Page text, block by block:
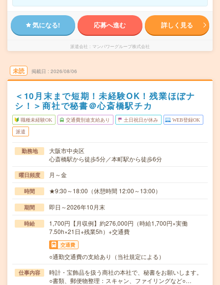
気になる! 応募へ進む 詳しく見る
派遣会社 マンパワーグループ株式会社
未読 掲載日 2026/08/06
＜10月末まで短期！未経験OK！残業ほぼナ
シ！＞商社で秘書＠心斎橋駅チカ
職種未経験OK 交通費別途支給あり 土日祝日が休み WEB登録OK
派遣
勤務地
大阪市中央区
心斎橋駅から徒歩5分／本町駅から徒歩6分
曜日頻度 月～金
時間 ★9:30～18:00（休憩時間 12:00～13:00）
期間 即日～2026年10月末
時給
1,700円【月収例】約276,000円（時給1,700円×実働
7.50h×21日+残業5h）+交通費
交通費
○通勤交通費の支給あり（当社規定による）
仕事内容
時計・宝飾品を扱う商社の本社で、秘書をお願いします。
○書類、郵便物整理：スキャン、ファイリングなど○…